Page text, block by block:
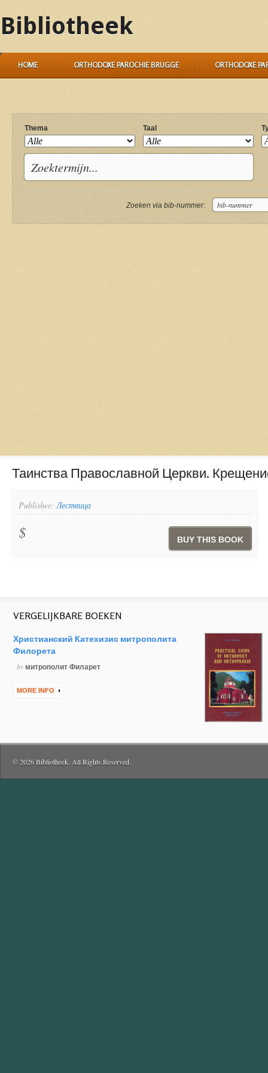
Bibliotheek
HOME ORTHODOXE PAROCHIE BRUGGE ORTHODOXE
Thema Taal
Zoeken via bib-nummer:
Таинства Православной Церкви.
Publisher:Лествица
$ BUY THIS BOOK
VERGELIJKBARE BOEKEN
Христианский Катехизис митрополита
Филорета
by митрополит Филарет
MORE INFO
© 2026 Bibliotheek. All Rights Reserved.